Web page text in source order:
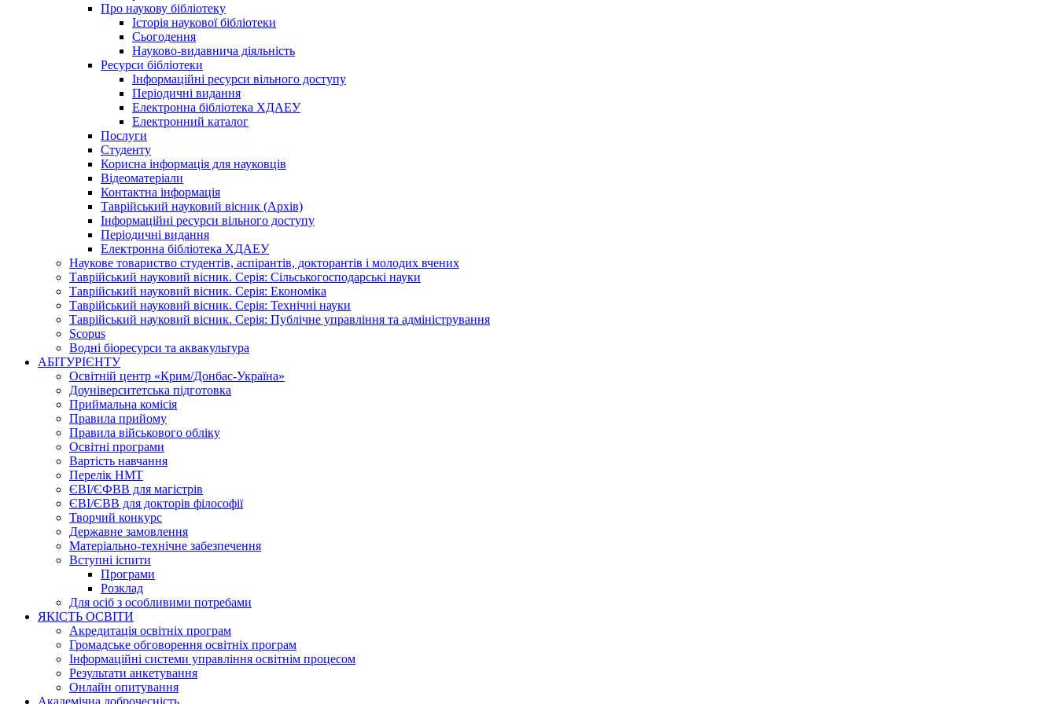
Про наукову бібліотеку
Історія наукової бібліотеки
Сьогодення
Науково-видавнича діяльність
Ресурси бібліотеки
Інформаційні ресурси вільного доступу
Періодичні видання
Електронна бібліотека ХДАЕУ
Електронний каталог
Послуги
Студенту
Корисна інформація для науковців
Відеоматеріали
Контактна інформація
Таврійський науковий вісник (Архів)
Інформаційні ресурси вільного доступу
Періодичні видання
Електронна бібліотека ХДАЕУ
Наукове товариство студентів, аспірантів, докторантів і молодих вчених
Таврійський науковий вісник. Серія: Сільськогосподарські науки
Таврійський науковий вісник. Серія: Економіка
Таврійський науковий вісник. Серія: Технічні науки
Таврійський науковий вісник. Серія: Публічне управління та адміністрування
Scopus
Водні біоресурси та аквакультура
АБІТУРІЄНТУ
Освітній центр «Крим/Донбас-Україна»
Доуніверситетська підготовка
Приймальна комісія
Правила прийому
Правила військового обліку
Освітні програми
Вартість навчання
Перелік НМТ
ЄВІ/ЄФВВ для магістрів
ЄВІ/ЄВВ для докторів філософії
Творчий конкурс
Державне замовлення
Матеріально-технічне забезпечення
Вступні іспити
Програми
Розклад
Для осіб з особливими потребами
ЯКІСТЬ ОСВІТИ
Акредитація освітніх програм
Громадське обговорення освітніх програм
Інформаційні системи управління освітнім процесом
Результати анкетування
Онлайн опитування
Академічна доброчесність